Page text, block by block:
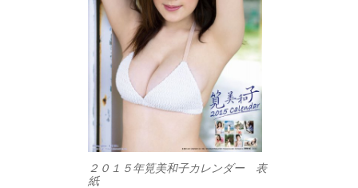
２０１５年筧美和子カレンダー 表
紙